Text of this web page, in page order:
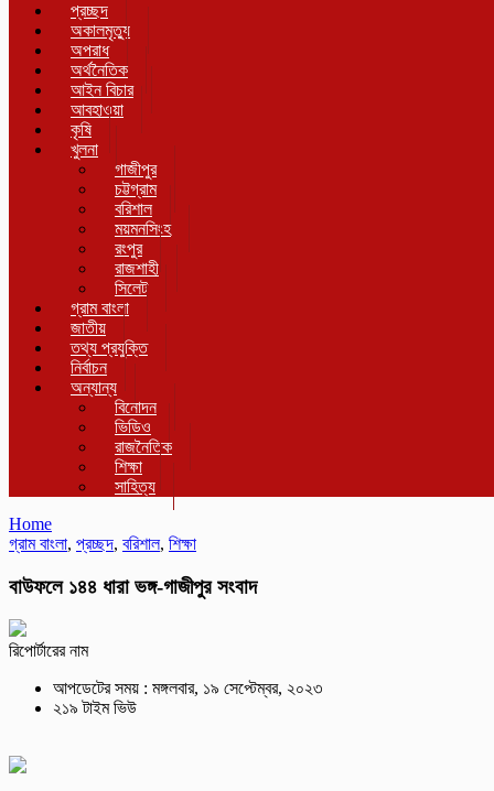
প্রচ্ছদ
অকালমৃত্যু
অপরাধ
অর্থনৈতিক
আইন বিচার
আবহাওয়া
কৃষি
খুলনা
গাজীপুর
চট্টগ্রাম
বরিশাল
ময়মনসিংহ
রংপুর
রাজশাহী
সিলেট
গ্রাম বাংলা
জাতীয়
তথ্য প্রযুক্তি
নির্বাচন
অন্যান্য
বিনোদন
ভিডিও
রাজনৈতিক
শিক্ষা
সাহিত্য
Home
গ্রাম বাংলা, প্রচ্ছদ, বরিশাল, শিক্ষা
বাউফলে ১৪৪ ধারা ভঙ্গ-গাজীপুর সংবাদ
রিপোর্টারের নাম
আপডেটের সময় : মঙ্গলবার, ১৯ সেপ্টেম্বর, ২০২৩
২১৯ টাইম ভিউ